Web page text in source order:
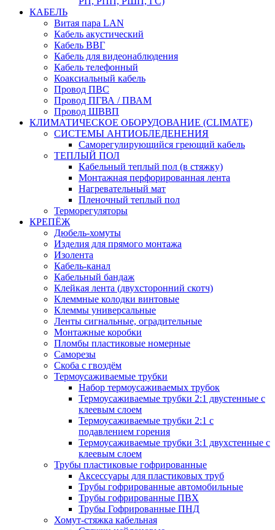
КАБЕЛЬ
Витая пара LAN
Кабель акустический
Кабель ВВГ
Кабель для видеонаблюдения
Кабель телефонный
Коаксиальный кабель
Провод ПВС
Провод ПГВА / ПВАМ
Провод ШВВП
КЛИМАТИЧЕСКОЕ ОБОРУДОВАНИЕ (CLIMATE)
СИСТЕМЫ АНТИОБЛЕДЕНЕНИЯ
Саморегулирующийся греющий кабель
ТЕПЛЫЙ ПОЛ
Кабельный теплый пол (в стяжку)
Монтажная перфорированная лента
Нагревательный мат
Пленочный теплый пол
Терморегуляторы
КРЕПЁЖ
Дюбель-хомуты
Изделия для прямого монтажа
Изолента
Кабель-канал
Кабельный бандаж
Клейкая лента (двухсторонний скотч)
Клеммные колодки винтовые
Клеммы универсальные
Ленты сигнальные, оградительные
Монтажные коробки
Пломбы пластиковые номерные
Саморезы
Скоба с гвоздём
Термоусаживаемые трубки
Набор термоусаживаемых трубок
Термоусаживаемые трубки 2:1 двустенные с
клеевым слоем
Термоусаживаемые трубки 2:1 с
подавлением горения
Термоусаживаемые трубки 3:1 двухстенные с
клеевым слоем
Трубы пластиковые гофрированные
Аксессуары для пластиковых труб
Трубы гофрированные автомобильные
Трубы гофрированные ПВХ
Трубы Гофрированные ПНД
Хомут-стяжка кабельная